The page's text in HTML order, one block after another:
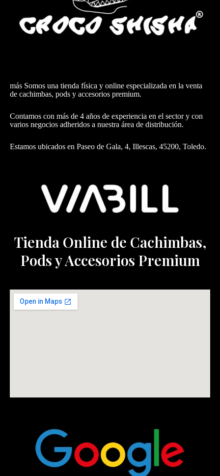
más Somos una tienda física y online especializada en la venta
de cachimbas, pods y accesorios premium.
Contamos con más de 4 años de experiencia en el sector y con
varios negocios adheridos a nuestra área de distribución.
Estamos ubicados en Paseo de Gala, 4, Illescas, 45200, Toledo.
Tienda Online de Cachimbas,
Pods y Accesorios Premium